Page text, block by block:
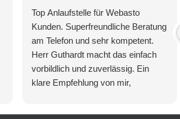
Top Anlaufstelle für Webasto
Kunden. Superfreundliche Beratung
am Telefon und sehr kompetent.
Herr Guthardt macht das einfach
vorbildlich und zuverlässig. Ein
klare Empfehlung von mir,